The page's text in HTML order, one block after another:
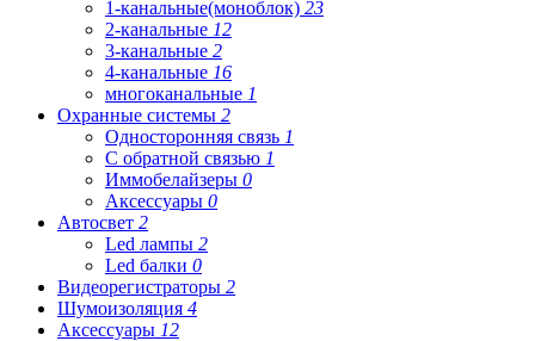
1-канальные(моноблок) 23
2-канальные 12
3-канальные 2
4-канальные 16
многоканальные 1
Охранные системы 2
Односторонняя связь 1
С обратной связью 1
Иммобелайзеры 0
Аксессуары 0
Автосвет 2
Led лампы 2
Led балки 0
Видеорегистраторы 2
Шумоизоляция 4
Аксессуары 12